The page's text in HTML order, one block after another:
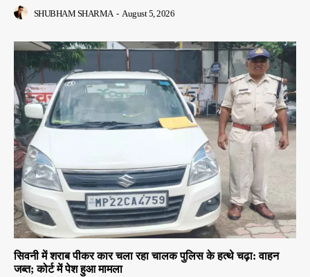
SHUBHAM SHARMA - August 5, 2026
सिवनी में शराब पीकर कार चला रहा चालक पुलिस के हत्थे चढ़ा: वाहन
जब्त; कोर्ट में पेश हुआ मामला